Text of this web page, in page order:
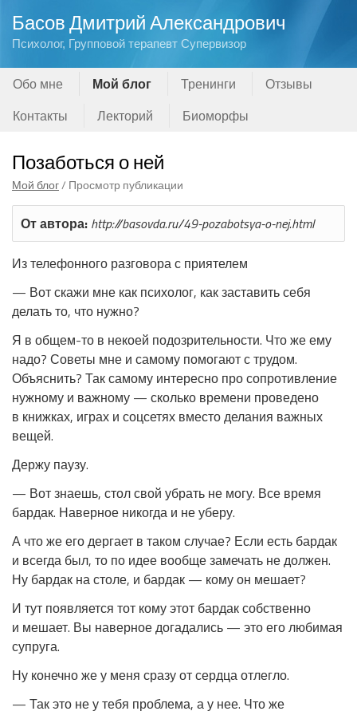
Басов Дмитрий Александрович
Психолог, Групповой терапевт Супервизор
Обо мне Мой блог Тренинги
Отзывы
Контакты
Лекторий Биоморфы
Позаботься о ней
Мой блог/ Просмотр публикации
От автора: http://basovda.ru/49-pozabotsya-o-nej.html
Из телефонного разговора с приятелем
— Вот скажи мне как психолог, как заставить себя
делать то, что нужно?
Я в общем-то в некоей подозрительности. Что же ему
надо? Советы мне и самому помогают с трудом.
Объяснить? Так самому интересно про сопротивление
нужному и важному — сколько времени проведено
в книжках, играх и соцсетях вместо делания важных
вещей.
Держу паузу.
— Вот знаешь, стол свой убрать не могу. Все время
бардак. Наверное никогда и не уберу.
А что же его дергает в таком случае? Если есть бардак
и всегда был, то по идее вообще замечать не должен.
Ну бардак на столе, и бардак — кому он мешает?
И тут появляется тот кому этот бардак собственно
и мешает. Вы наверное догадались — это его любимая
супруга.
Ну конечно же у меня сразу от сердца отлегло.
— Так это не у тебя проблема, а у нее. Что же